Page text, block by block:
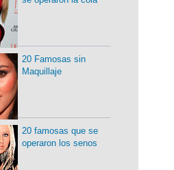
20 Famosas sin
Maquillaje
20 famosas que se
operaron los senos